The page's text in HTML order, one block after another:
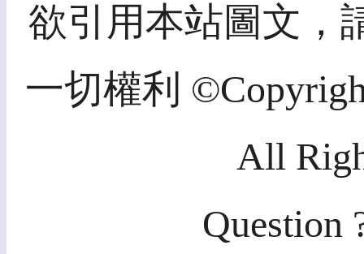
欲引用本站圖文，
一切權利
All
Question